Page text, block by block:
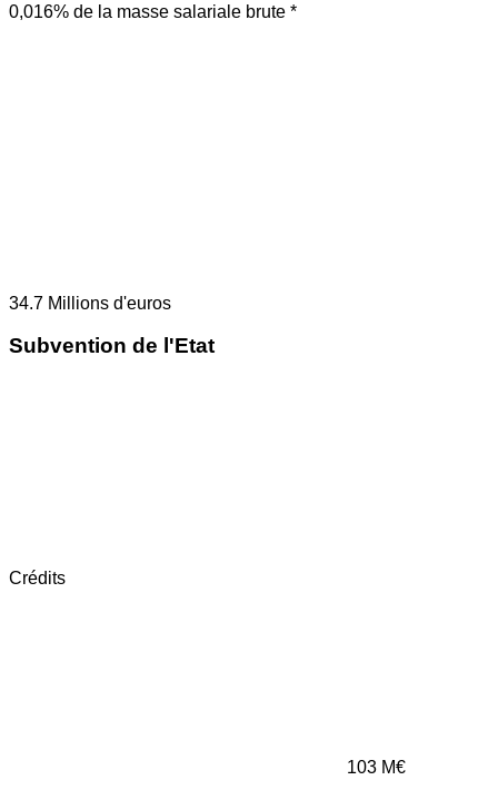
0,016% de la masse salariale brute *
34.7 Millions d'euros
Subvention de l'Etat
Crédits
103 M€